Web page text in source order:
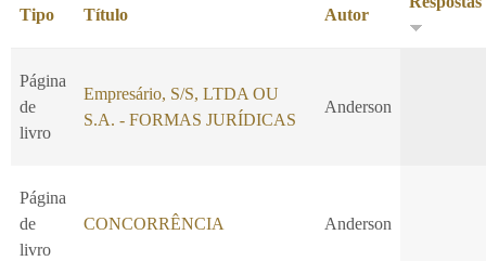
Tipo Título Autor
Página
de
livro
Empresário, S/S, LTDA OU
S.A. - FORMAS JURÍDICAS
Anderson
Página
de
livro
CONCORRÊNCIA Anderson